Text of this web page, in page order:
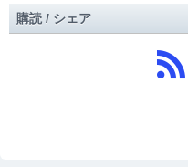
購読 / シェア